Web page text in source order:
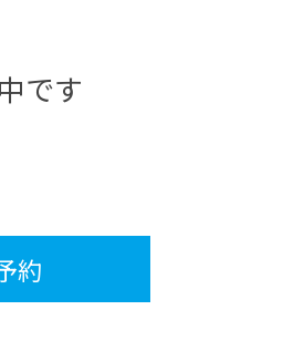
です
約